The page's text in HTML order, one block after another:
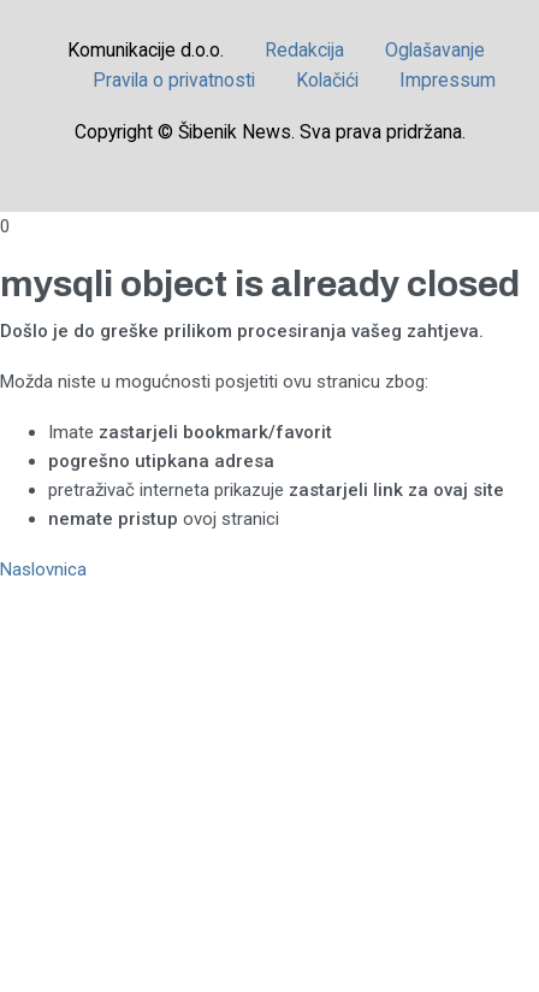
Komunikacije d.o.o. Redakcija
Oglašavanje
Pravila o privatnosti
Kolačići Impressum
Copyright © Šibenik News. Sva prava pridržana.
0
mysqli object is already closed
Došlo je do greške prilikom procesiranja vašeg zahtjeva.
Možda niste u mogućnosti posjetiti ovu stranicu zbog:
Imate zastarjeli bookmark/favorit
pogrešno utipkana adresa
pretraživač interneta prikazuje zastarjeli link za ovaj site
nemate pristup ovoj stranici
Naslovnica